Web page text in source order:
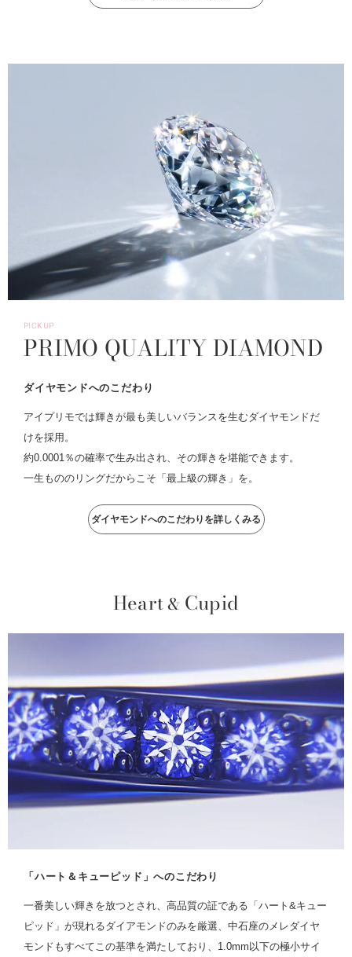
PICKUP
PRIMO QUALITY DIAMOND
ダイヤモンドへのこだわり
アイプリモでは輝きが最も美しいバランスを生むダイヤモンドだ
けを採用。
約0.0001％の確率で生み出され、その輝きを堪能できます。
一生もののリングだからこそ「最上級の輝き」を。
ダイヤモンドへのこだわりを詳しくみる
Heart& Cupid
「ハート＆キューピッド」へのこだわり
一番美しい輝きを放つとされ、高品質の証である「ハート&キュー
ピッド」が現れるダイアモンドのみを厳選、中石座のメレダイヤ
モンドもすべてこの基準を満たしており、1.0mm以下の極小サイ